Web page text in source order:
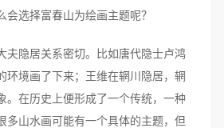
选择富春山为绘画主题呢？
隐居关系密切。比如唐代隐士卢鸿
环境画了下来；王维在辋川隐居，辋
。在历史上便形成了一个传统，一种
多山水画可能有一个具体的主题，但